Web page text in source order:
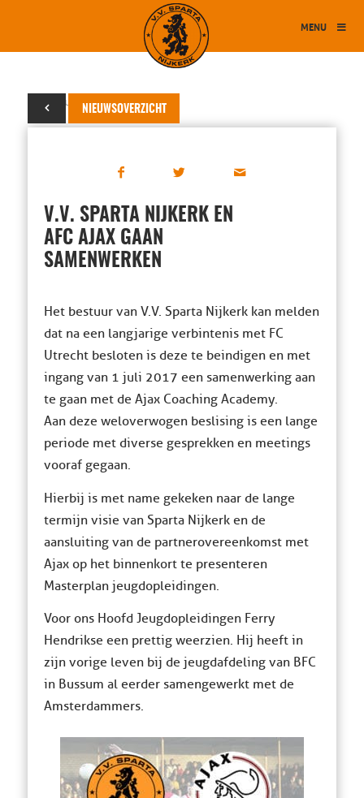
MENU
NIEUWSOVERZICHT
17 februari 2017
V.V. SPARTA NIJKERK EN
AFC AJAX GAAN
SAMENWERKEN
Het bestuur van V.V. Sparta Nijkerk kan melden
dat na een langjarige verbintenis met FC
Utrecht besloten is deze te beindigen en met
ingang van 1 juli 2017 een samenwerking aan
te gaan met de Ajax Coaching Academy.
Aan deze weloverwogen beslising is een lange
periode met diverse gesprekken en meetings
vooraf gegaan.
Hierbij is met name gekeken naar de lange
termijn visie van Sparta Nijkerk en de
aansluiting van de partnerovereenkomst met
Ajax op het binnenkort te presenteren
Masterplan jeugdopleidingen.
Voor ons Hoofd Jeugdopleidingen Ferry
Hendrikse een prettig weerzien. Hij heeft in
zijn vorige leven bij de jeugdafdeling van BFC
in Bussum al eerder samengewerkt met de
Amsterdammers.